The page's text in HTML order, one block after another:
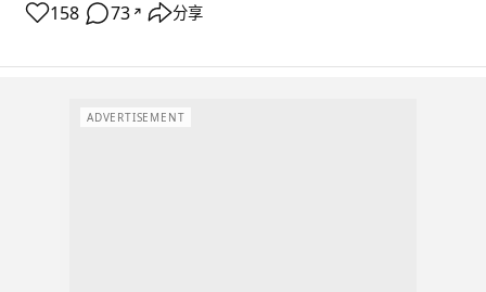
158 73 ↗ 分享
ADVERTISEMENT